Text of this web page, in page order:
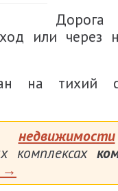
или через
на тихий
недвижимости
комплексах
→